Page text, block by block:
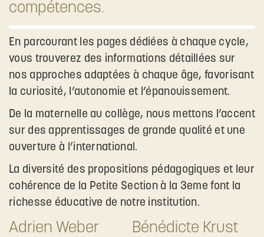
compétences.​
En parcourant les pages dédiées à chaque cycle,
vous trouverez des informations détaillées sur
nos approches adaptées à chaque âge, favorisant
la curiosité, l’autonomie et l’épanouissement.​
De la maternelle au collège, nous mettons l’accent
sur des apprentissages de grande qualité et une
ouverture à l’international.​
La diversité des propositions pédagogiques et leur
cohérence de la Petite Section à la 3eme font la
richesse éducative de notre institution.
Adrien Weber Bénédicte Krust